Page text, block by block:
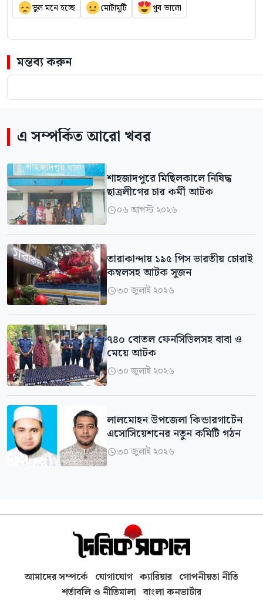
ভুল মনে হচ্ছে মোটামুটি খুব ভালো
মন্তব্য করুন
এ সম্পর্কিত আরো খবর
শাহজাদপুরে মিছিলকালে নিষিদ্ধ
ছাত্রলীগের চার কর্মী আটক
০৬ আগস্ট ২০২৬
‎তারাকান্দায় ১৯৫ পিস ভারতীয় চোরাই
কম্বলসহ আটক সুজন
৩০ জুলাই ২০২৬
৭৪০ বোতল ফেনসিডিলসহ বাবা ও
মেয়ে আটক
৩০ জুলাই ২০২৬
লালমোহন উপজেলা কিন্ডারগার্টেন
এসোসিয়েশনের নতুন কমিটি গঠন
৩০ জুলাই ২০২৬
আমাদের সম্পর্কে যোগাযোগ ক্যারিয়ার গোপনীয়তা নীতি
শর্তাবলি ও নীতিমালা বাংলা কনভার্টার